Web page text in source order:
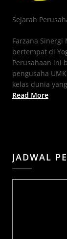
Sejarah
Farzana
bertempat di
Perusahaan ini
pengusaha
kelas dunia
Read More
JADWAL